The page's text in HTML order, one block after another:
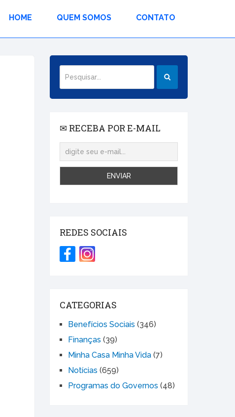
HOME QUEM SOMOS CONTATO
✉ RECEBA POR E-MAIL
REDES SOCIAIS
CATEGORIAS
Benefícios Sociais (346)
Finanças (39)
Minha Casa Minha Vida (7)
Notícias (659)
Programas do Governos (48)